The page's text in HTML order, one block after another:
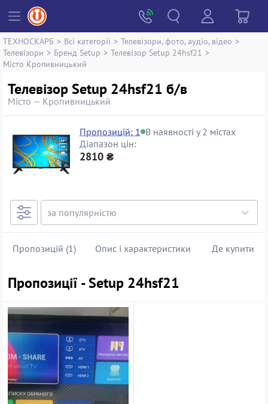
ТЕХНОСКАРБ > Всі категорії > Телевізори, фото, аудіо, відео >
Телевізори > Бренд Setup > Телевізор Setup 24hsf21 >
Місто Кропивницький
Телевізор Setup 24hsf21 б/в
Місто — Кропивницький
Пропозицій: 1 В наявності у 2 містах
Діапазон цін:
2810 ₴
Пропозицій (1) Опис і характеристики Де купити
Пропозиції - Setup 24hsf21